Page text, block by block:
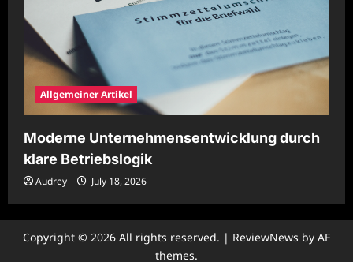
Allgemeiner Artikel
Moderne Unternehmensentwicklung durch
klare Betriebslogik
Audrey July 18, 2026
Copyright © 2026 All rights reserved. | ReviewNews by AF
themes.